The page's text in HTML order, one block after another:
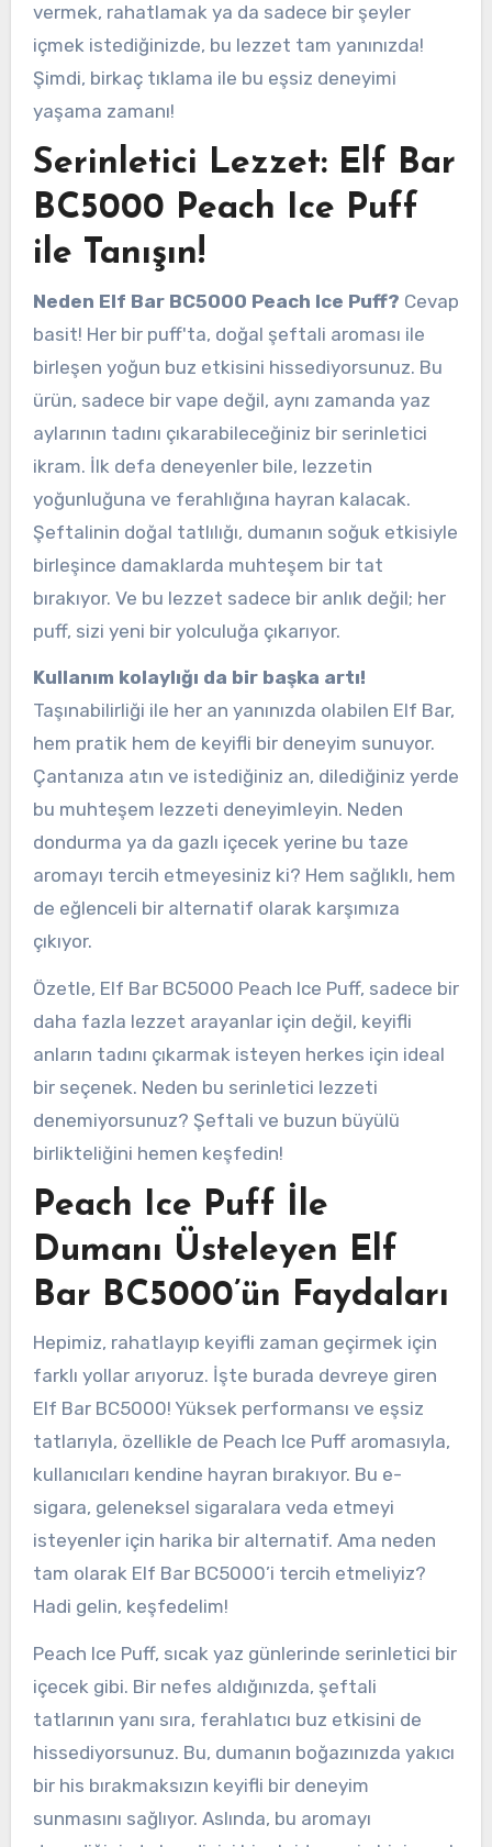
vermek, rahatlamak ya da sadece bir şeyler
içmek istediğinizde, bu lezzet tam yanınızda!
Şimdi, birkaç tıklama ile bu eşsiz deneyimi
yaşama zamanı!
Serinletici Lezzet: Elf Bar
BC5000 Peach Ice Puff
ile Tanışın!
Neden Elf Bar BC5000 Peach Ice Puff? Cevap
basit! Her bir puff'ta, doğal şeftali aroması ile
birleşen yoğun buz etkisini hissediyorsunuz. Bu
ürün, sadece bir vape değil, aynı zamanda yaz
aylarının tadını çıkarabileceğiniz bir serinletici
ikram. İlk defa deneyenler bile, lezzetin
yoğunluğuna ve ferahlığına hayran kalacak.
Şeftalinin doğal tatlılığı, dumanın soğuk etkisiyle
birleşince damaklarda muhteşem bir tat
bırakıyor. Ve bu lezzet sadece bir anlık değil; her
puff, sizi yeni bir yolculuğa çıkarıyor.
Kullanım kolaylığı da bir başka artı!
Taşınabilirliği ile her an yanınızda olabilen Elf Bar,
hem pratik hem de keyifli bir deneyim sunuyor.
Çantanıza atın ve istediğiniz an, dilediğiniz yerde
bu muhteşem lezzeti deneyimleyin. Neden
dondurma ya da gazlı içecek yerine bu taze
aromayı tercih etmeyesiniz ki? Hem sağlıklı, hem
de eğlenceli bir alternatif olarak karşımıza
çıkıyor.
Özetle, Elf Bar BC5000 Peach Ice Puff, sadece bir
daha fazla lezzet arayanlar için değil, keyifli
anların tadını çıkarmak isteyen herkes için ideal
bir seçenek. Neden bu serinletici lezzeti
denemiyorsunuz? Şeftali ve buzun büyülü
birlikteliğini hemen keşfedin!
Peach Ice Puff İle
Dumanı Üsteleyen Elf
Bar BC5000’ün Faydaları
Hepimiz, rahatlayıp keyifli zaman geçirmek için
farklı yollar arıyoruz. İşte burada devreye giren
Elf Bar BC5000! Yüksek performansı ve eşsiz
tatlarıyla, özellikle de Peach Ice Puff aromasıyla,
kullanıcıları kendine hayran bırakıyor. Bu e-
sigara, geleneksel sigaralara veda etmeyi
isteyenler için harika bir alternatif. Ama neden
tam olarak Elf Bar BC5000’i tercih etmeliyiz?
Hadi gelin, keşfedelim!
Peach Ice Puff, sıcak yaz günlerinde serinletici bir
içecek gibi. Bir nefes aldığınızda, şeftali
tatlarının yanı sıra, ferahlatıcı buz etkisini de
hissediyorsunuz. Bu, dumanın boğazınızda yakıcı
bir his bırakmaksızın keyifli bir deneyim
sunmasını sağlıyor. Aslında, bu aromayı